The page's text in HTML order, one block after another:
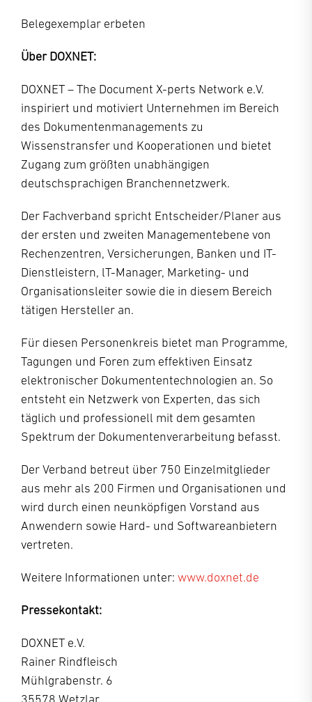
Belegexemplar erbeten
Über DOXNET:
DOXNET – The Document X-perts Network e.V.
inspiriert und motiviert Unternehmen im Bereich
des Dokumentenmanagements zu
Wissenstransfer und Kooperationen und bietet
Zugang zum größten unabhängigen
deutschsprachigen Branchennetzwerk.
Der Fachverband spricht Entscheider/Planer aus
der ersten und zweiten Managementebene von
Rechenzentren, Versicherungen, Banken und IT-
Dienstleistern, lT-Manager, Marketing- und
Organisationsleiter sowie die in diesem Bereich
tätigen Hersteller an.
Für diesen Personenkreis bietet man Programme,
Tagungen und Foren zum effektiven Einsatz
elektronischer Dokumententechnologien an. So
entsteht ein Netzwerk von Experten, das sich
täglich und professionell mit dem gesamten
Spektrum der Dokumentenverarbeitung befasst.
Der Verband betreut über 750 Einzelmitglieder
aus mehr als 200 Firmen und Organisationen und
wird durch einen neunköpfigen Vorstand aus
Anwendern sowie Hard- und Softwareanbietern
vertreten.
Weitere Informationen unter: www.doxnet.de
Pressekontakt:
DOXNET e.V.
Rainer Rindfleisch
Mühlgrabenstr. 6
35578 Wetzlar